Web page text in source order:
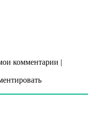
комментарии |